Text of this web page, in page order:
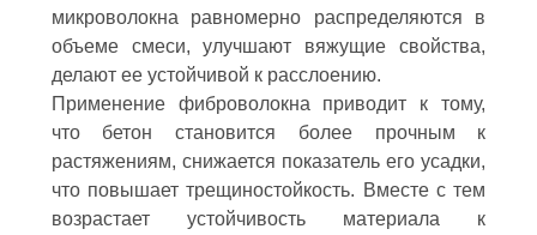
микроволокна равномерно распределяются в
объеме смеси, улучшают вяжущие свойства,
делают ее устойчивой к расслоению.
Применение фиброволокна приводит к тому,
что бетон становится более прочным к
растяжениям, снижается показатель его усадки,
что повышает трещиностойкость. Вместе с тем
возрастает устойчивость материала к